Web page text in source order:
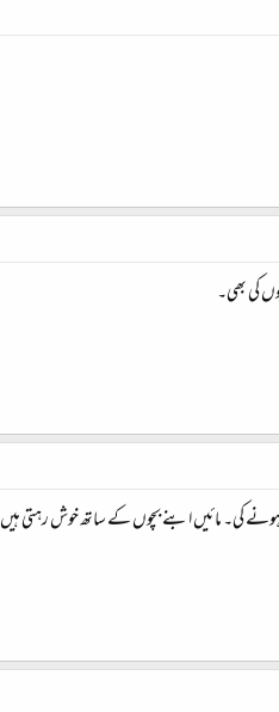
کی بھی۔
کی۔ مائیں ابنے بچوں کے ساتھ خوش رہتی ہیں